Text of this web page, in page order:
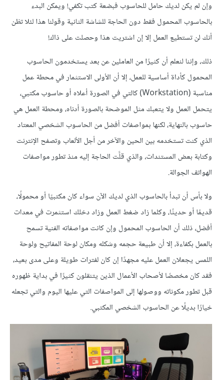
وإن لم يكن لديك حامل للحاسوب فبضعة كتب تكفي! ويمكن البدء
بالحاسوب المحمول فقط دون الحاجة للشاشة الثانية وقولنا هذا لئلا تظن
أنك لن تستطيع العمل إلا إن اشتريت هذا وحصلت على ذاك!
ذلك، وإننا لنعلم أن كثيرًا من العاملين عن بعد يستخدمون الحاسوب
المحمول كأداة أساسية للعمل، إلا أن الأولى الاستثمار في محطة عمل
مناسبة (Workstation) كالتي في الصورة أعلاه أو حاسوب مكتبي،
يتحمل العمل ولا يتعبك مثل الموضحة بالصورة أدناه، ومحطة العمل هي
حاسوب بالنهاية، لكنها بمواصفات أفضل من الحاسوب الشخصي المعتاد
الذي كنت تستخدمه بين الحين والآخر من أجل الألعاب وتصفح الإنترنت
وكتابة بعض المستندات، والذي قلَّت الحاجة إليه منذ تطور مواصفات
الهواتف الجوالة.
ولا بأس أن تبدأ بالحاسوب الذي لديك الآن سواء كان مكتبيًا أو محمولًا،
قديمًا أو حديثًا، وكلما زاد ضغط العمل وزاد دخلك استثمرت في معدات
أفضل، ذلك أن الحاسوب المحمول وإن كانت مواصفاته الفنية تسمح
بالعمل بكفاءة، إلا أن طبيعة حجمه وشكله ومكان لوحة المفاتيح ولوحة
اللمس يجعلان العمل عليه مجهدًا إن كان لفترات طويلة وعلى مدى بعيد،
فقد كان مخصصًا لأصحاب الأعمال الذين يتنقلون كثيرًا في بداية ظهوره
قبل تطور مكوناته ووصولها إلى المواصفات التي عليها اليوم والتي تجعله
خيارًا بديلًا عن الحاسوب الشخصي المكتبي.